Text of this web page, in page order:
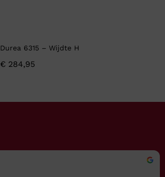
Durea 6315 – Wijdte H
€ 284,95